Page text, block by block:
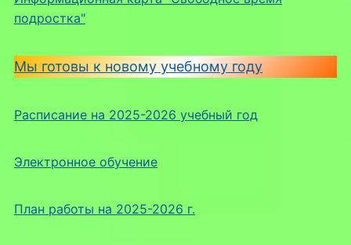
подростка"
Мы готовы к новому учебному году
Расписание на 2025-2026 учебный год
Электронное обучение
План работы на 2025-2026 г.